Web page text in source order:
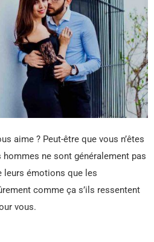
aime ? Peut-être que vous n’êtes
ne sont généralement pas
leurs émotions que les
comme ça s’ils ressentent
vous.